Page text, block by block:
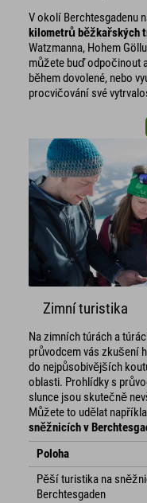
V okolí Berchtesgadenu
kilometrů běžkařských
Watzmanna, Hohem
můžete buď odpočinout
během dovolené, nebo
procvičování své
Zimní turistika
Na zimních túrách a
průvodcem vás zkušení
do nejpůsobivějších
oblasti. Prohlídky s
slunce jsou skutečně
Můžete to udělat
sněžnicích v
Poloha
Pěší turistika na
Berchtesgaden